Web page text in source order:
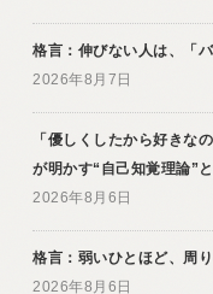
格言：伸びない人は、「
2026年8月7日
「優しくしたから好きな
が明かす“自己知覚理論”
2026年8月6日
格言：弱いひとほど、周
2026年8月6日